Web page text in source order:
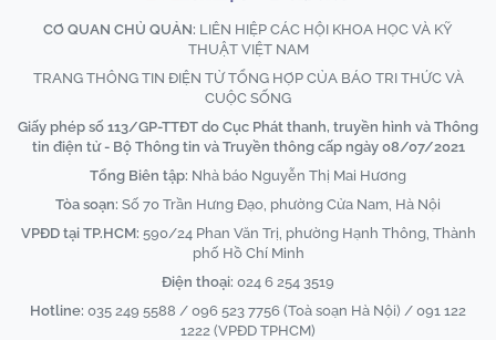
CƠ QUAN CHỦ QUẢN: LIÊN HIỆP CÁC HỘI KHOA HỌC VÀ KỸ
THUẬT VIỆT NAM
TRANG THÔNG TIN ĐIỆN TỬ TỔNG HỢP CỦA BÁO TRI THỨC VÀ
CUỘC SỐNG
Giấy phép số 113/GP-TTĐT do Cục Phát thanh, truyền hình và Thông
tin điện tử - Bộ Thông tin và Truyền thông cấp ngày 08/07/2021
Tổng Biên tập: Nhà báo Nguyễn Thị Mai Hương
Tòa soạn: Số 70 Trần Hưng Đạo, phường Cửa Nam, Hà Nội
VPĐD tại TP.HCM: 590/24 Phan Văn Trị, phường Hạnh Thông, Thành
phố Hồ Chí Minh
Điện thoại: 024 6 254 3519
Hotline: 035 249 5588 / 096 523 7756 (Toà soạn Hà Nội) / 091 122
1222 (VPĐD TPHCM)